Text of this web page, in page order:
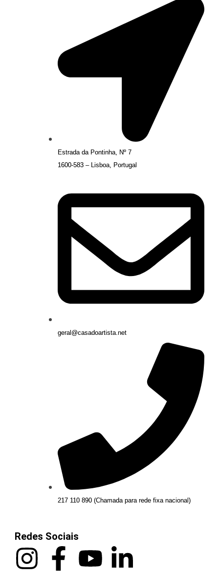
Estrada da Pontinha, Nº 7
1600-583 – Lisboa, Portugal
geral@casadoartista.net
217 110 890 (Chamada para rede fixa nacional)
Redes Sociais